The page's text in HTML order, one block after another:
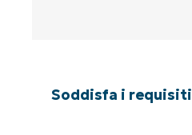
Soddisfa i requisiti